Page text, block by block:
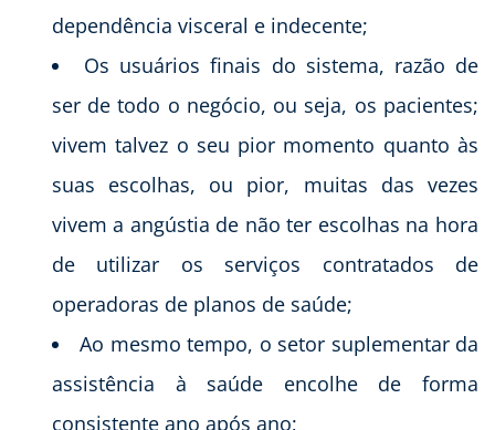
dependência visceral e indecente;
Os usuários finais do sistema, razão de
ser de todo o negócio, ou seja, os pacientes;
vivem talvez o seu pior momento quanto às
suas escolhas, ou pior, muitas das vezes
vivem a angústia de não ter escolhas na hora
de utilizar os serviços contratados de
operadoras de planos de saúde;
Ao mesmo tempo, o setor suplementar da
assistência à saúde encolhe de forma
consistente ano após ano;